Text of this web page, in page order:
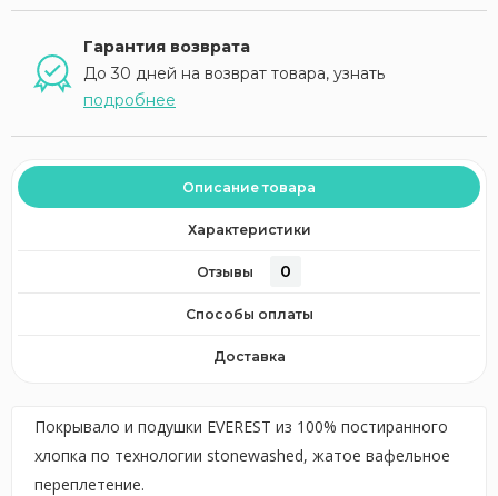
Гарантия возврата
До 30 дней на возврат товара, узнать
подробнее
Описание товара
Характеристики
Отзывы 0
Способы оплаты
Доставка
Покрывало и подушки EVEREST из 100% постиранного
хлопка по технологии stonewashed, жатое вафельное
переплетение.